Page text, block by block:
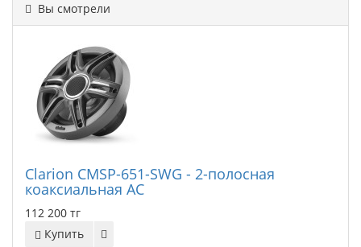
Вы смотрели
Clarion CMSP-651-SWG - 2-полосная
коаксиальная АС
112 200 тг
Купить